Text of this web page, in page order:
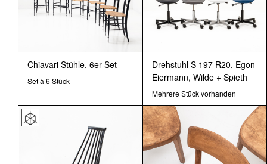
Chiavari Stühle, 6er Set
Set à 6 Stück
Drehstuhl S 197 R20, Egon
Eiermann, Wilde + Spieth
Mehrere Stück vorhanden